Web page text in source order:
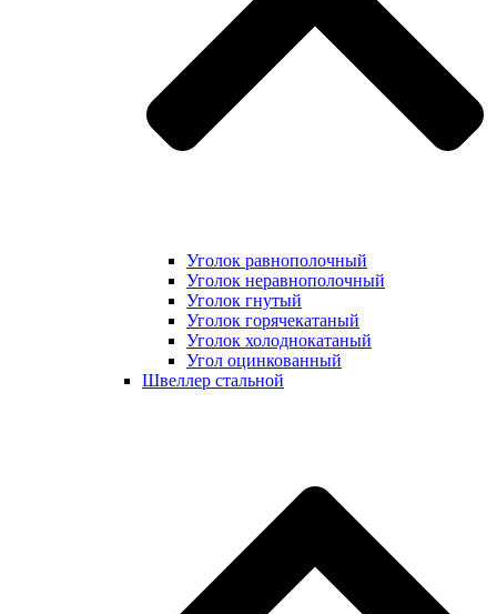
Уголок равнополочный
Уголок неравнополочный
Уголок гнутый
Уголок горячекатаный
Уголок холоднокатаный
Угол оцинкованный
Швеллер стальной